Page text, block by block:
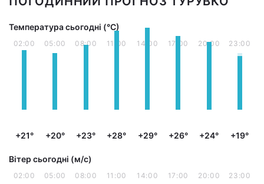
Температура сьогодні (°С)
02:00
+21°
05:00
+20°
08:00
+23°
11:00
+28°
14:00
+29°
17:00
+26°
20:00
+24°
23:00
+19°
Вітер сьогодні (м/с)
02:00 05:00 08:00 11:00 14:00 17:00 20:00 23:00